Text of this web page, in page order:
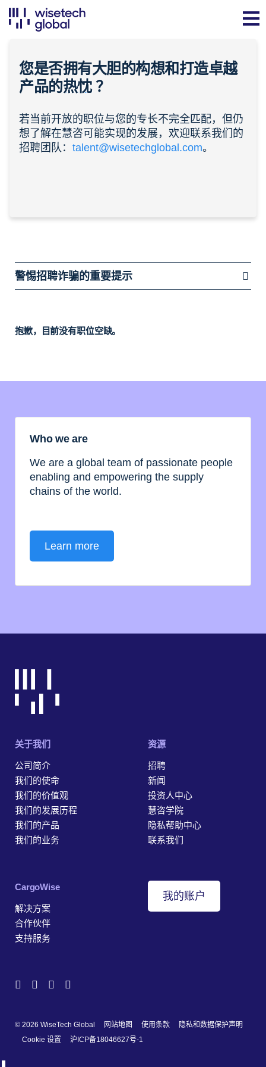
您是否拥有大胆的构想和打造卓越
产品的热忱？
若当前开放的职位与您的专长不完全匹配，但仍
想了解在慧咨可能实现的发展，欢迎联系我们的
招聘团队： talent@wisetechglobal.com。
警惕招聘诈骗的重要提示
抱歉，目前没有职位空缺。
Who we are
We are a global team of passionate people
enabling and empowering the supply
chains of the world.
Learn more
关于我们
公司简介
我们的使命
我们的价值观
我们的发展历程
我们的产品
我们的业务
资源
招聘
新闻
投资人中心
慧咨学院
隐私帮助中心
联系我们
‎CargoWise
解决方案
合作伙伴
支持服务
我的账户
© 2026 WiseTech Global 网站地图 使用条款
隐私和数据保护声明
Cookie 设置
沪ICP备18046627号-1